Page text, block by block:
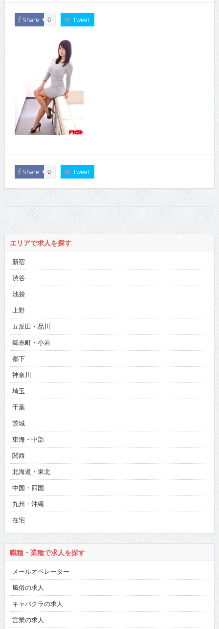
Share 0 Tweet
Share 0 Tweet
エリアで求人を探す
新宿
渋谷
池袋
上野
五反田・品川
錦糸町・小岩
都下
神奈川
埼玉
千葉
茨城
東海・中部
関西
北海道・東北
中国・四国
九州・沖縄
在宅
職種・業種で求人を探す
メールオペレーター
風俗の求人
キャバクラの求人
営業の求人